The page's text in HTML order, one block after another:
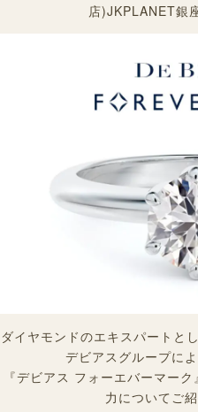
店)JKPLANET銀
ダイヤモンドのエキスパートと
デビアスグループに
『デビアス フォーエバーマー
力についてご